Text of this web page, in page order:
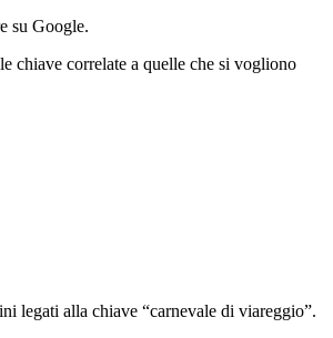
su Google.
chiave correlate a quelle che si vogliono
legati alla chiave “carnevale di viareggio”.